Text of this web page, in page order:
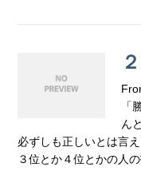
「
ん
必ずしも正しいとは言
３位とか４位とかの人